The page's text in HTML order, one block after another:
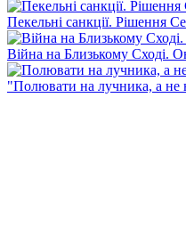
Пекельні санкції. Рішення
Війна на Близькому Сході.
"Полювати на лучника, а не